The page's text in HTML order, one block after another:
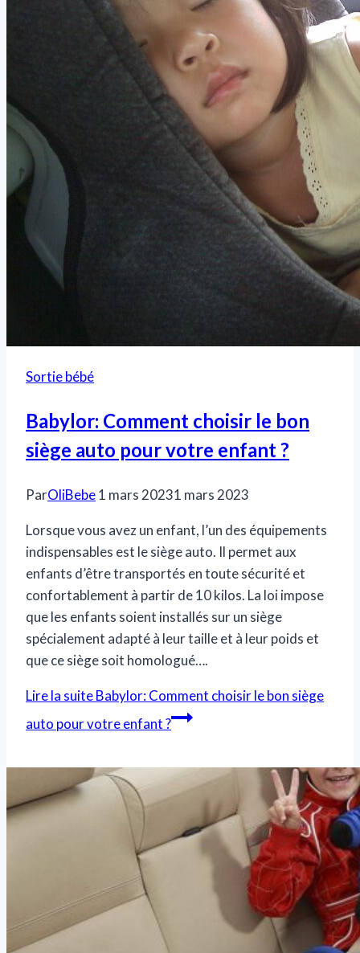
Sortie bébé
Babylor: Comment choisir le bon
siège auto pour votre enfant ?
ParOliBebe1 mars 20231 mars 2023
Lorsque vous avez un enfant, l’un des équipements
indispensables est le siège auto. Il permet aux
enfants d’être transportés en toute sécurité et
confortablement à partir de 10 kilos. La loi impose
que les enfants soient installés sur un siège
spécialement adapté à leur taille et à leur poids et
que ce siège soit homologué….
Lire la suiteBabylor: Comment choisir le bon siège
auto pour votre enfant ?